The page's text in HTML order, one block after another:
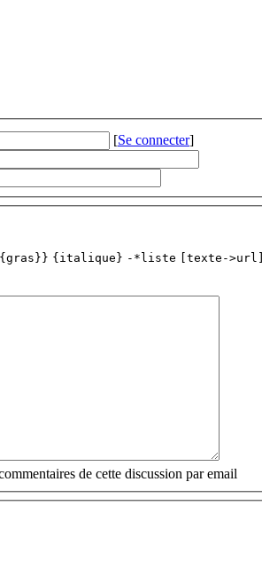
[Se connecter]
{italique} -*liste [texte->url]
de cette discussion par email